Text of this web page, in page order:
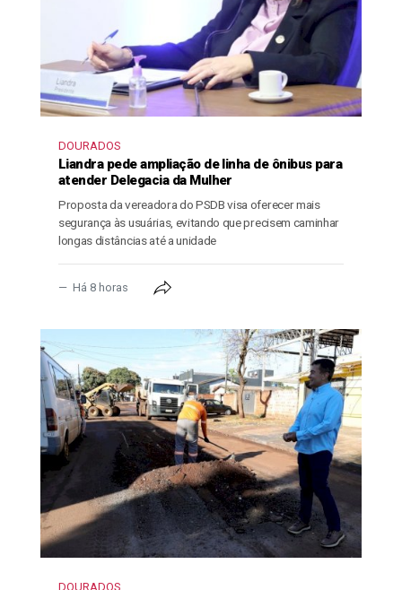
DOURADOS
Liandra pede ampliação de linha de ônibus para
atender Delegacia da Mulher
Proposta da vereadora do PSDB visa oferecer mais
segurança às usuárias, evitando que precisem caminhar
longas distâncias até a unidade
Há 8 horas
DOURADOS